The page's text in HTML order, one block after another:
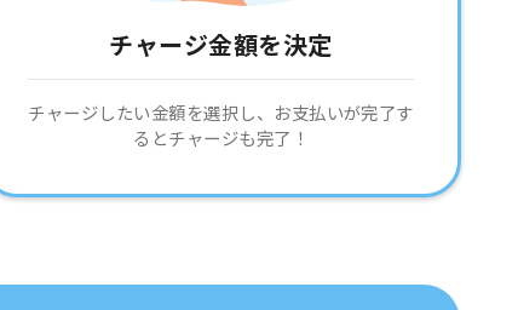
チャージ金額を決定
チャージしたい金額を選択し、お支払いが完了す
るとチャージも完了！